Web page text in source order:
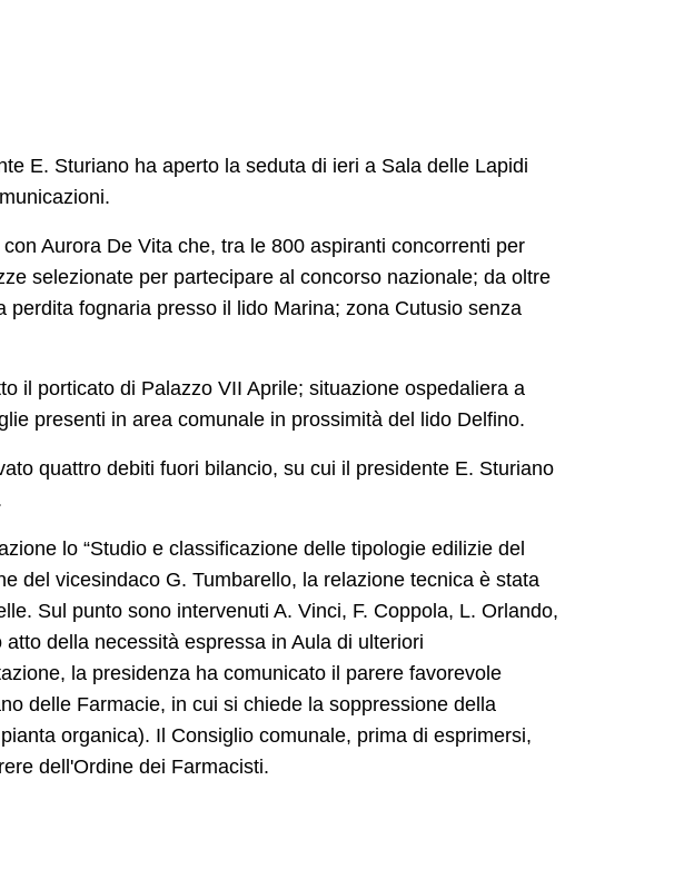
E. Sturiano ha aperto la seduta di ieri a Sala delle Lapidi
Aurora De Vita che, tra le 800 aspiranti concorrenti per
selezionate per partecipare al concorso nazionale; da oltre
perdita fognaria presso il lido Marina; zona Cutusio senza
il porticato di Palazzo VII Aprile; situazione ospedaliera a
presenti in area comunale in prossimità del lido Delfino.
quattro debiti fuori bilancio, su cui il presidente E. Sturiano
lo “Studio e classificazione delle tipologie edilizie del
del vicesindaco G. Tumbarello, la relazione tecnica è stata
Sul punto sono intervenuti A. Vinci, F. Coppola, L. Orlando,
della necessità espressa in Aula di ulteriori
la presidenza ha comunicato il parere favorevole
delle Farmacie, in cui si chiede la soppressione della
organica). Il Consiglio comunale, prima di esprimersi,
dell'Ordine dei Farmacisti.